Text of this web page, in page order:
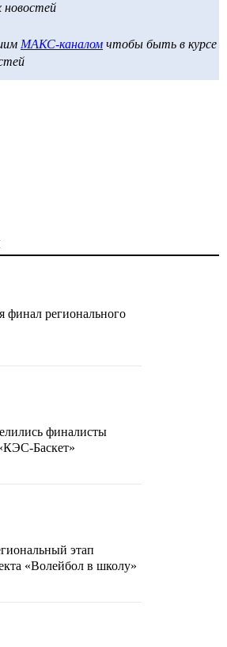
новостей
МАКС-каналом чтобы быть в курсе
финал регионального
финалисты
Баскет»
этап
«Волейбол в школу»